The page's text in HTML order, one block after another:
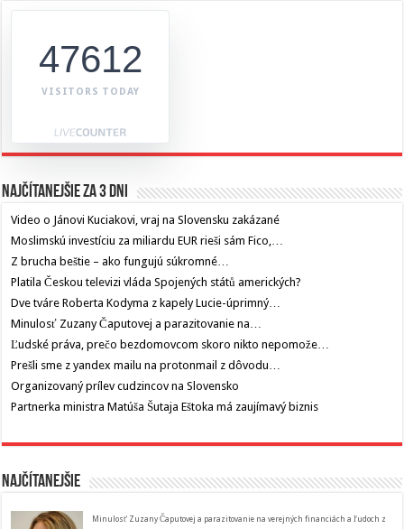
47612
VISITORS TODAY
Najčítanejšie za 3 dni
Video o Jánovi Kuciakovi, vraj na Slovensku zakázané
Moslimskú investíciu za miliardu EUR rieši sám Fico,…
Z brucha beštie – ako fungujú súkromné…
Platila Českou televizi vláda Spojených států amerických?
Dve tváre Roberta Kodyma z kapely Lucie-úprimný…
Minulosť Zuzany Čaputovej a parazitovanie na…
Ľudské práva, prečo bezdomovcom skoro nikto nepomože…
Prešli sme z yandex mailu na protonmail z dôvodu…
Organizovaný prílev cudzincov na Slovensko
Partnerka ministra Matúša Šutaja Eštoka má zaujímavý biznis
Najčítanejšie
Minulosť Zuzany Čaputovej a parazitovanie na verejných financiách a ľudoch z